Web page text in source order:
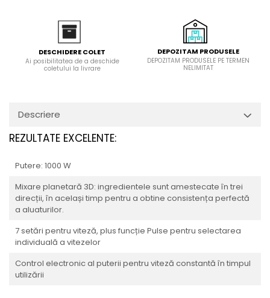
DESCHIDERE COLET
Ai posibilitatea de a deschide
coletului la livrare
DEPOZITAM PRODUSELE
DEPOZITAM PRODUSELE PE TERMEN
NELIMITAT
Descriere
REZULTATE EXCELENTE:
Putere: 1000 W
Mixare planetară 3D: ingredientele sunt amestecate în trei
direcții, în același timp pentru a obtine consistența perfectă
a aluaturilor.
7 setări pentru viteză, plus funcție Pulse pentru selectarea
individuală a vitezelor
Control electronic al puterii pentru viteză constantă în timpul
utilizării